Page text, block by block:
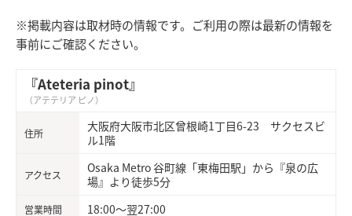
※掲載内容は取材時の情報です。ご利用の際は最新の情報を
事前にご確認ください。
『Ateteria pinot』
（アテテリア ピノ）
住所
大阪府大阪市北区曾根崎1丁目6-23 サクセスビ
ル1階
アクセス
Osaka Metro 谷町線「東梅田駅」から『泉の広
場』より徒歩5分
営業時間 18:00～翌27:00